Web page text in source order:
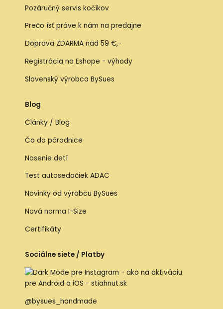
Pozáručný servis kočíkov
Prečo ísť práve k nám na predajne
Doprava ZDARMA nad 59 €,-
Registrácia na Eshope - výhody
Slovenský výrobca BySues
Blog
Články / Blog
Čo do pôrodnice
Nosenie detí
Test autosedačiek ADAC
Novinky od výrobcu BySues
Nová norma I-Size
Certifikáty
Sociálne siete / Platby
@bysues_handmade